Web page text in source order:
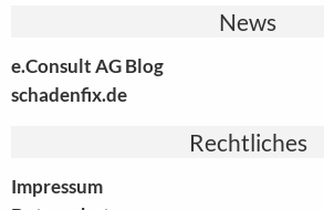
News
e.Consult AG Blog
schadenfix.de
Rechtliches
Impressum